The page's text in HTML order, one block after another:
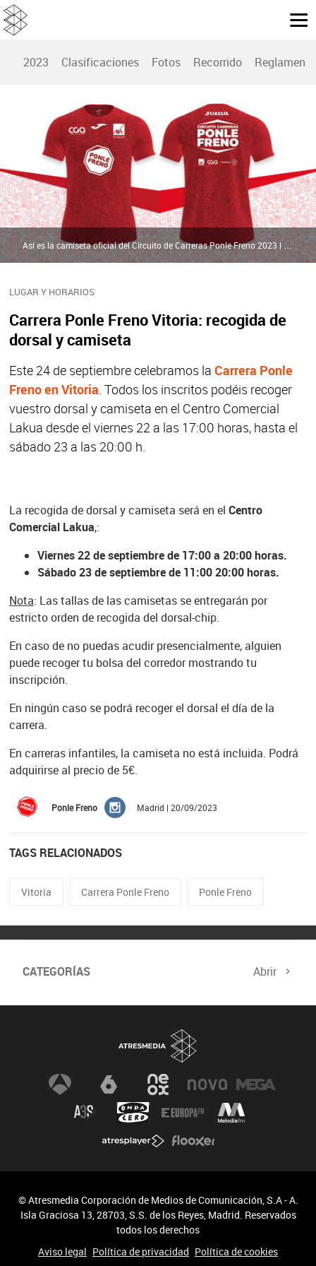
2023 Clasificaciones Fotos Recorrido Reglamento
LUGAR Y HORARIOS
Carrera Ponle Freno Vitoria: recogida de
dorsal y camiseta
Este 24 de septiembre celebramos la Carrera Ponle
Freno en Vitoria. Todos los inscritos podéis recoger
vuestro dorsal y camiseta en el Centro Comercial
Lakua desde el viernes 22 a las 17:00 horas, hasta el
sábado 23 a las 20:00 h.
Así es la camiseta oficial del Circuito de Carreras Ponle Freno 2023 | Atresmedia
La recogida de dorsal y camiseta será en el Centro
Comercial Lakua,:
Viernes 22 de septiembre de 17:00 a 20:00 horas.
Sábado 23 de septiembre de 11:00 20:00 horas.
Nota: Las tallas de las camisetas se entregarán por
estricto orden de recogida del dorsal-chip.
En caso de no puedas acudir presencialmente, alguien
puede recoger tu bolsa del corredor mostrando tu
inscripción.
En ningún caso se podrá recoger el dorsal el día de la
carrera.
En carreras infantiles, la camiseta no está incluida. Podrá
adquirirse al precio de 5€.
Ponle Freno Madrid | 20/09/2023
TAGS RELACIONADOS
Vitoria Carrera Ponle Freno Ponle Freno
CATEGORÍAS Abrir
© Atresmedia Corporación de Medios de Comunicación, S.A - A.
Isla Graciosa 13, 28703, S.S. de los Reyes, Madrid. Reservados
todos los derechos
Aviso legal Política de privacidad Política de cookies